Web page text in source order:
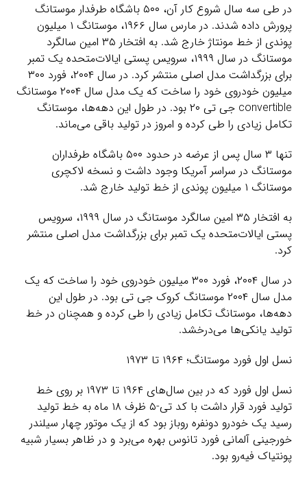
در طی سه سال شروع کار آن، ۵۰۰ باشگاه طرفدار موستانگ
پرورش داده شدند. در مارس سال ۱۹۶۶، موستانگ ۱ میلیون
پوندی از خط مونتاژ خارج شد. به افتخار ۳۵ امین سالگرد
موستانگ در سال ۱۹۹۹، سرویس پستی ایالات‌متحده یک تمبر
برای بزرگداشت مدل اصلی منتشر کرد. در سال ۲۰۰۴، فورد ۳۰۰
میلیون خودروی خود را ساخت که یک مدل سال ۲۰۰۴ موستانگ
convertible جی تی ۲۰ بود. در طول این دهه‌ها، موستانگ
تکامل زیادی را طی کرده و امروز در تولید باقی می‌ماند.
تنها ۳ سال پس از عرضه در حدود ۵۰۰ باشگاه طرفداران
موستانگ در سراسر آمریکا وجود داشت و نسخه لاکچری
موستانگ ۱ میلیون پوندی از خط تولید خارج شد.
به افتخار ۳۵ امین سالگرد موستانگ در سال ۱۹۹۹، سرویس
پستی ایالات‌متحده یک تمبر برای بزرگداشت مدل اصلی منتشر
کرد.
در سال ۲۰۰۴، فورد ۳۰۰ میلیون خودروی خود را ساخت که یک
مدل سال ۲۰۰۴ موستانگ کروک جی تی بود. در طول این
دهه‌ها، موستانگ تکامل زیادی را طی کرده و همچنان در خط
تولید یانکی‌ها می‌درخشد.
نسل اول فورد موستانگ؛ ۱۹۶۴ تا ۱۹۷۳
نسل اول فورد که در بین سال‌های ۱۹۶۴ تا ۱۹۷۳ بر روی خط
تولید فورد قرار داشت با کد تی-۵ ظرف ۱۸ ماه به خط تولید
رسید یک خودرو دونفره روباز بود که از یک موتور چهار سیلندر
خورجینی آلمانی فورد تانوس بهره می‌برد و در ظاهر بسیار شبیه
پونتیاک فیه‌رو بود.